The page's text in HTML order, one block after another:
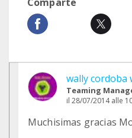
wally cordoba
Teaming
il 28/07/2014 alle
Muchisimas gracias